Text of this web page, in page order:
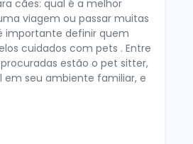
cães: qual é a melhor
viagem ou passar muitas
importante definir quem
cuidados com pets . Entre
estão o pet sitter,
seu ambiente familiar, e